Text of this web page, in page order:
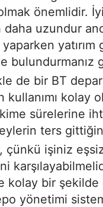
önemlidir.
daha uzundur
bulundurmanız
de bir BT
kullanımı kolay
sürelerine
ters
çünkü işiniz
kolay bir
yönetimi